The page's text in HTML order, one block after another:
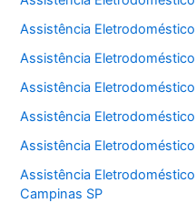
Assistência
Assistência
Assistência
Assistência
Assistência
Assistência
Campinas SP